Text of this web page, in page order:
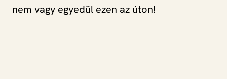
nem vagy egyedül ezen az úton!